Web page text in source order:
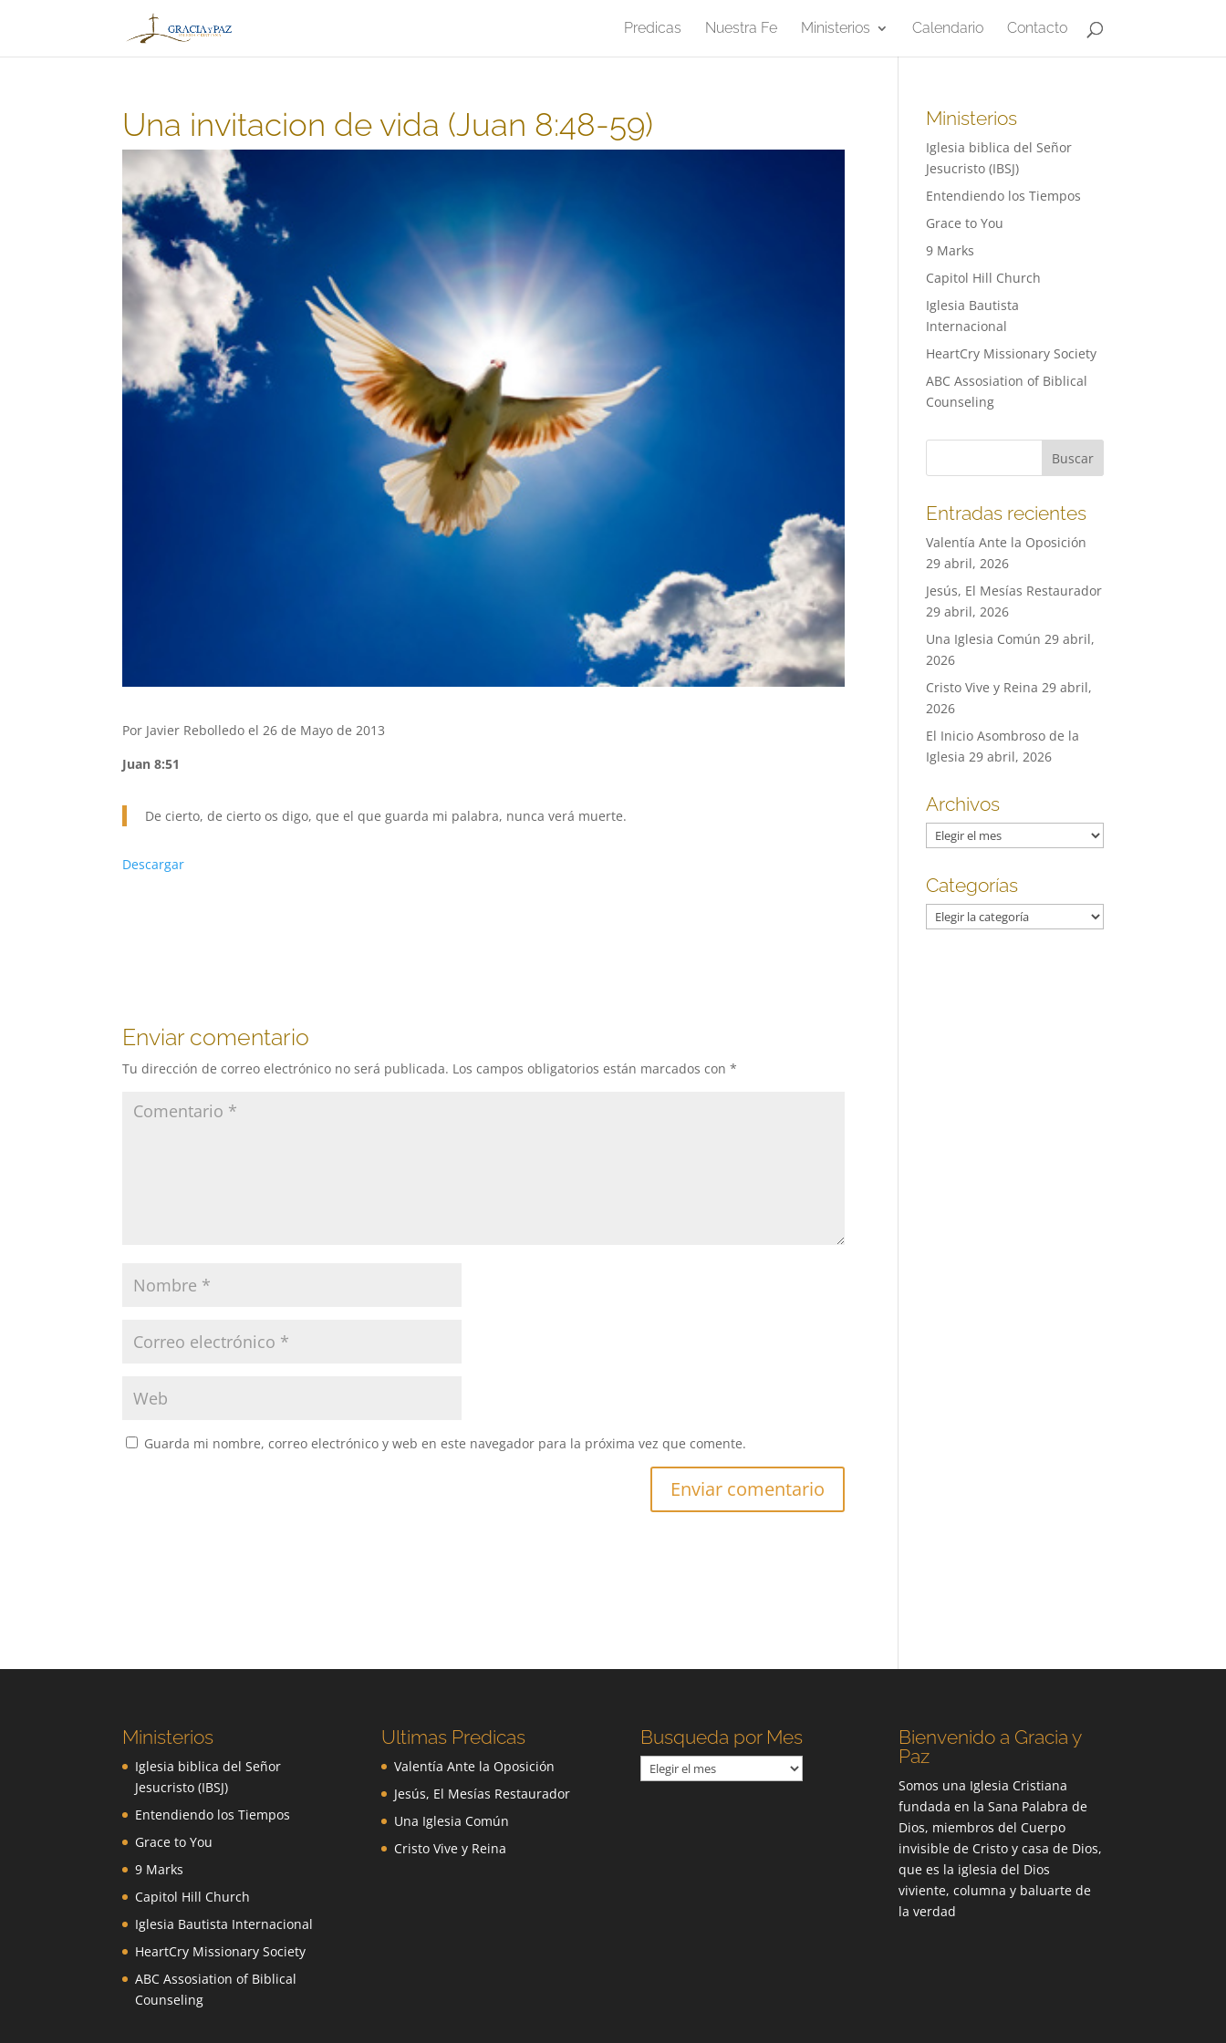
Predicas Nuestra Fe Ministerios Calendario Contacto
Una invitacion de vida (Juan 8:48-59)
Por Javier Rebolledo el 26 de Mayo de 2013
Juan 8:51
De cierto, de cierto os digo, que el que guarda mi palabra, nunca verá muerte.
Descargar
Enviar comentario
Tu dirección de correo electrónico no será publicada. Los campos obligatorios están marcados con*
Guarda mi nombre, correo electrónico y web en este navegador para la próxima vez que comente.
Ministerios
Iglesia biblica del Señor
Jesucristo (IBSJ)
Entendiendo los Tiempos
Grace to You
9 Marks
Capitol Hill Church
Iglesia Bautista
Internacional
HeartCry Missionary Society
ABC Assosiation of Biblical
Counseling
Entradas recientes
Valentía Ante la Oposición
29 abril, 2026
Jesús, El Mesías Restaurador
29 abril, 2026
Una Iglesia Común 29 abril,
2026
Cristo Vive y Reina 29 abril,
2026
El Inicio Asombroso de la
Iglesia 29 abril, 2026
Archivos
Archivos
Categorías
Categorías
Ministerios
Iglesia biblica del Señor
Jesucristo (IBSJ)
Entendiendo los Tiempos
Grace to You
9 Marks
Capitol Hill Church
Iglesia Bautista Internacional
HeartCry Missionary Society
ABC Assosiation of Biblical
Counseling
Ultimas Predicas
Valentía Ante la Oposición
Jesús, El Mesías Restaurador
Una Iglesia Común
Cristo Vive y Reina
Busqueda por Mes
Busqueda
por
Bienvenido a Gracia y
Paz
Somos una Iglesia Cristiana
fundada en la Sana Palabra de
Dios, miembros del Cuerpo
invisible de Cristo y casa de Dios,
que es la iglesia del Dios
viviente, columna y baluarte de
la verdad